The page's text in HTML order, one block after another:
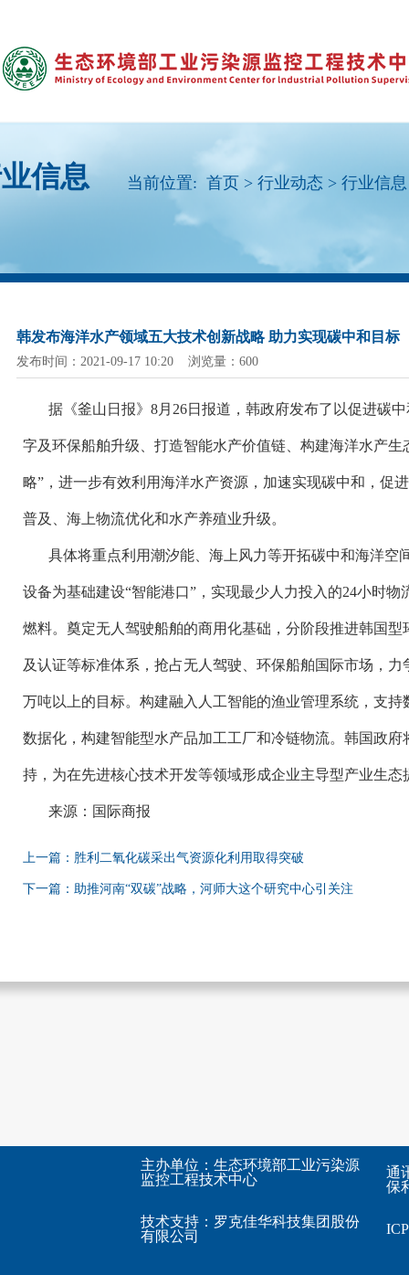
信息 当前位置: 首页 > 行业动态 > 行业信息
韩发布海洋水产领域五大技术创新战略 助力实现碳中和目标
发布时间：2021-09-17 10:20 浏览量：600
据《釜山日报》 8月26日报道，韩政府发布了以促进碳
字及环保船舶升级、打造智能水产价值链、构建海洋水产
略”，进一步有效利用海洋水产资源，加速实现碳中和，促
普及、海上物流优化和水产养殖业升级。
具体将重点利用潮汐能、海上风力等开拓碳中和海洋空
设备为基础建设“智能港口”，实现最少人力投入的24小时
燃料。奠定无人驾驶船舶的商用化基础，分阶段推进韩国
及认证等标准体系，抢占无人驾驶、环保船舶国际市场，力
万吨以上的目标。构建融入人工智能的渔业管理系统，支
数据化，构建智能型水产品加工工厂和冷链物流。韩国政
持，为在先进核心技术开发等领域形成企业主导型产业生态
来源：国际商报
上一篇：胜利二氧化碳采出气资源化利用取得突破
下一篇：助推河南“双碳”战略，河师大这个研究中心引关注
主办单位：生态环境部工业污染源
监控工程技术中心
技术支持： 罗克佳华科技集团股份
有限公司
通
保